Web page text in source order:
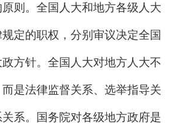
则。全国人大和地方各级人大
定的职权，分别审议决定全国
方针。全国人大对地方人大不
是法律监督关系、选举指导关
系。国务院对各级地方政府是